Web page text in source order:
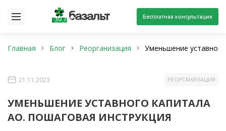
30 лет Бесплатная консультация
Главная Блог Реорганизация Уменьшение
21.11.2023 РЕОРГАНИЗАЦИЯ
УМЕНЬШЕНИЕ УСТАВНОГО КАПИТАЛА
АО. ПОШАГОВАЯ ИНСТРУКЦИЯ